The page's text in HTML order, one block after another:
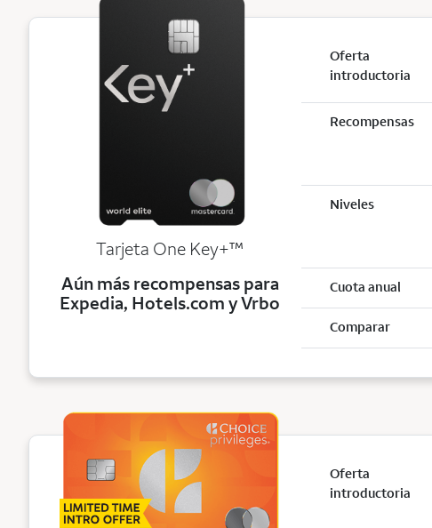
Tarjeta One Key+trademark
™
Aún más recompensas para
Expedia, Hotels.com y Vrbo
Oferta
introductoria
Recompensas
Niveles
Cuota anual
Comparar
Oferta
introductoria